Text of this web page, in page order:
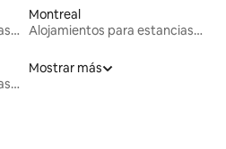
Alojamientos para estancias largas
Montreal
Alojamientos para estancias largas
Alojamientos para estancias largas
Mostrar más